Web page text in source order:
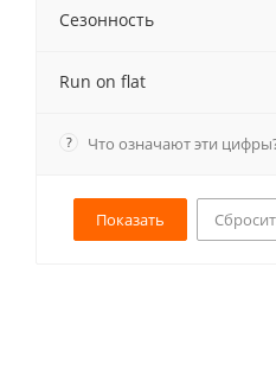
Сезонность
Run on flat
? Что означают эти